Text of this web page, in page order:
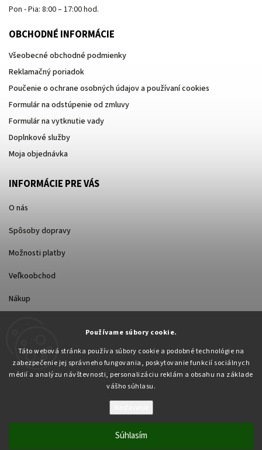
Používame súbory cookie.
Táto webová stránka používa súbory cookie a podobné technológie na
zabezpečenie jej správneho fungovania, poskytovanie funkcií sociálnych
médií a analýzu návštevnosti, personalizáciu reklám a obsahu na základe
vášho súhlasu.
Súhlasím
Pon - Pia: 8:00 – 17:00 hod.
OBCHODNÉ INFORMÁCIE
Všeobecné obchodné podmienky
Reklamačný poriadok
Poučenie o ochrane osobných údajov a používaní cookies
Formulár na odstúpenie od zmluvy
Formulár na vytknutie vady
Doplnkové služby
Moja objednávka
INFORMÁCIE PRE VÁS
O nás
Spôsoby dopravy
Možnosti platby
Veľkoobchod
Nákup
Copyright 2026Pabex.sk. Všetky práva vyhradené.
Upraviť nastavenie cookies